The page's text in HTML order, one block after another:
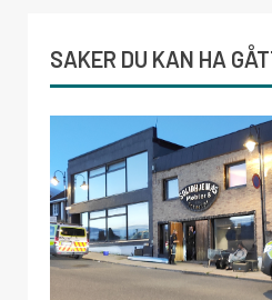
SAKER DU KAN HA